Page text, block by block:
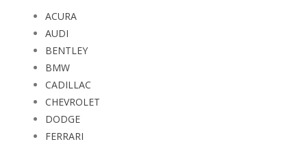
ACURA
AUDI
BENTLEY
BMW
CADILLAC
CHEVROLET
DODGE
FERRARI